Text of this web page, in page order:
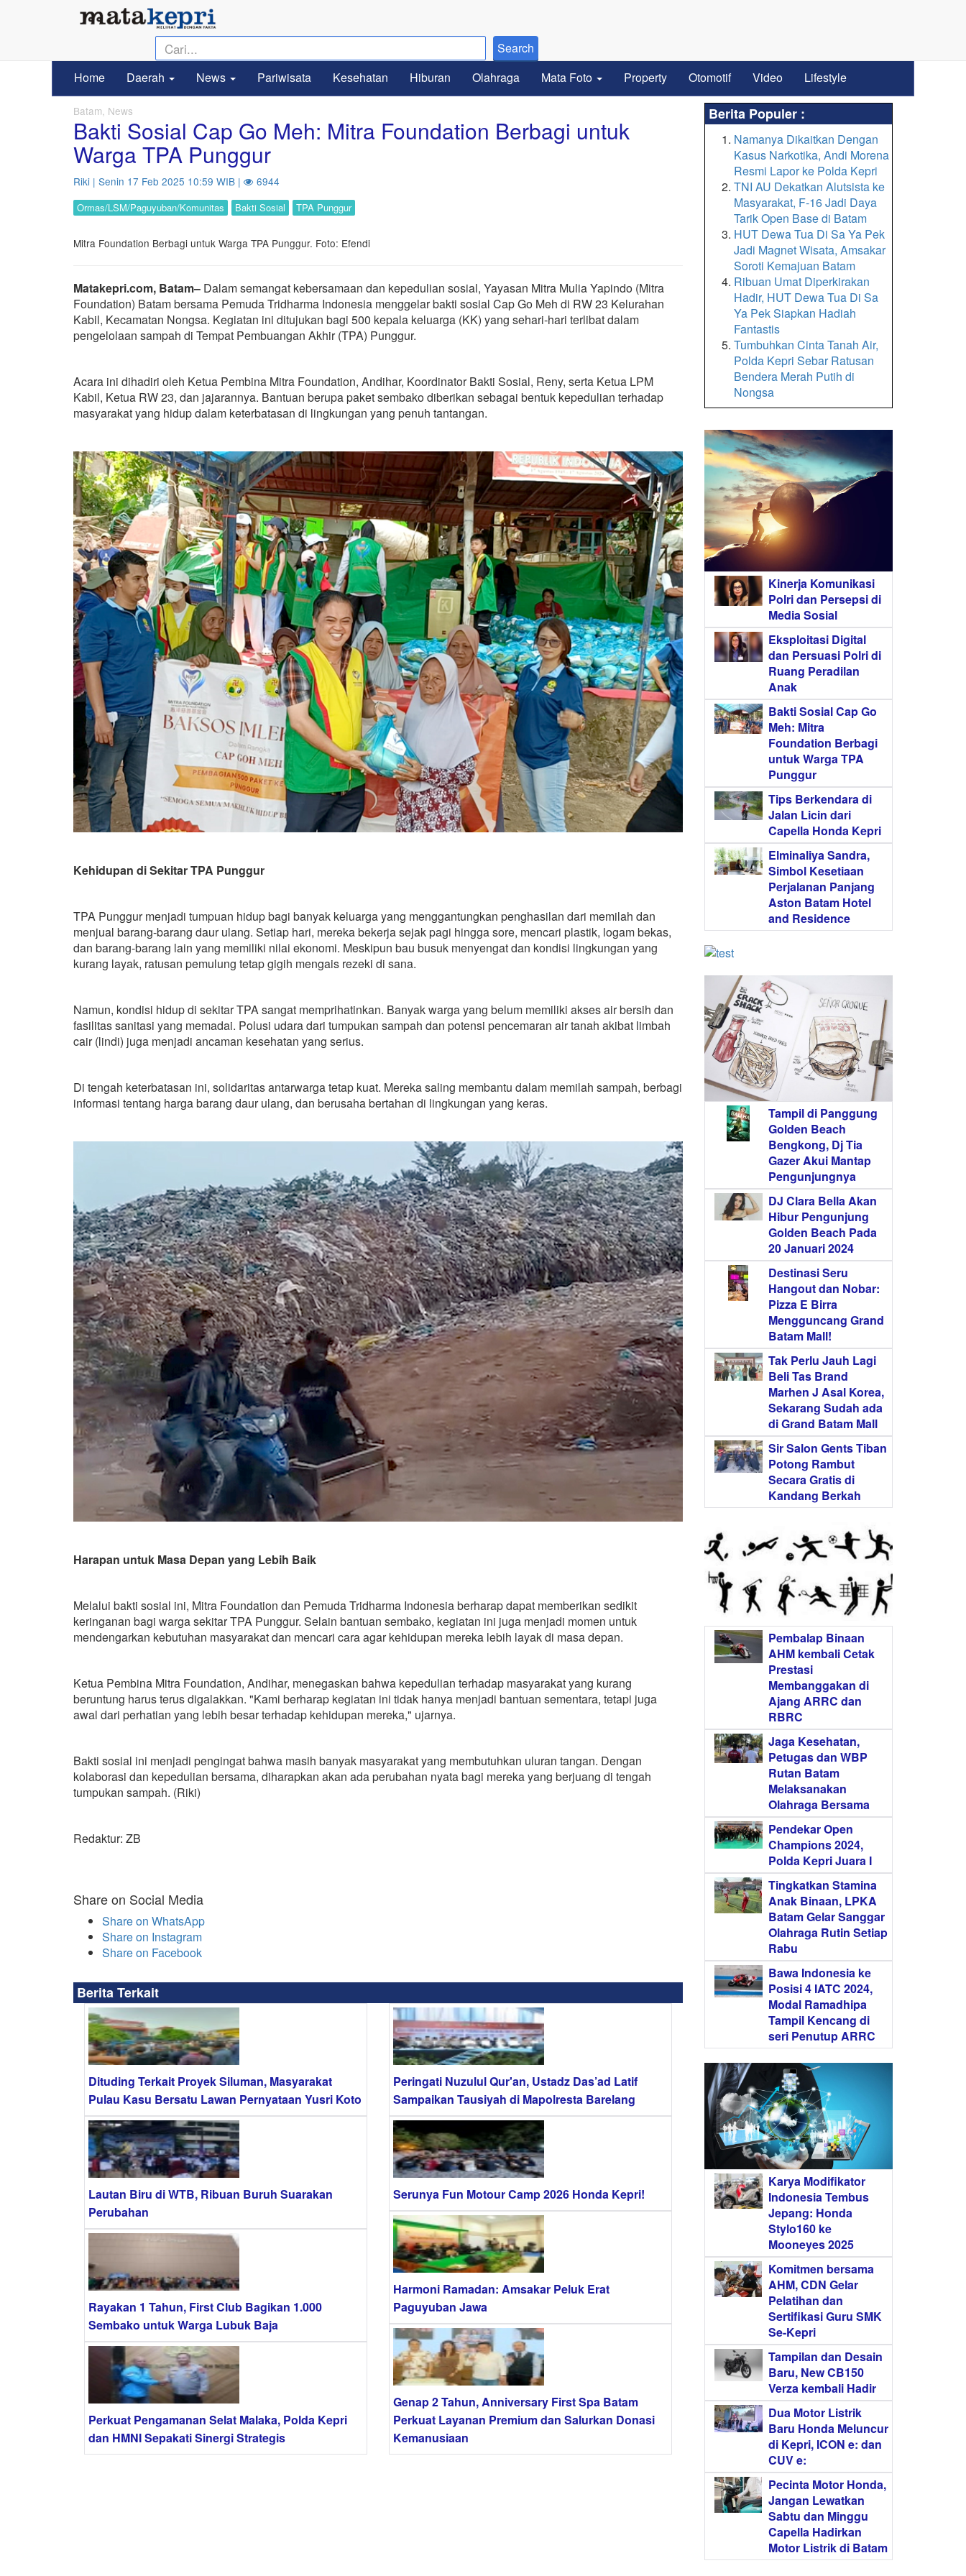
Home Daerah News Pariwisata Kesehatan Hiburan Olahraga Mata Foto Property Otomotif Video Lifestyle
Batam, News
Bakti Sosial Cap Go Meh: Mitra Foundation Berbagi untuk
Warga TPA Punggur
Riki | Senin 17 Feb 2025 10:59 WIB | 6944
Ormas/LSM/Paguyuban/Komunitas Bakti Sosial TPA Punggur
Mitra Foundation Berbagi untuk Warga TPA Punggur. Foto: Efendi
Matakepri.com, Batam– Dalam semangat kebersamaan dan kepedulian sosial, Yayasan Mitra Mulia Yapindo (Mitra
Foundation) Batam bersama Pemuda Tridharma Indonesia menggelar bakti sosial Cap Go Meh di RW 23 Kelurahan
Kabil, Kecamatan Nongsa. Kegiatan ini ditujukan bagi 500 kepala keluarga (KK) yang sehari-hari terlibat dalam
pengelolaan sampah di Tempat Pembuangan Akhir (TPA) Punggur.
Acara ini dihadiri oleh Ketua Pembina Mitra Foundation, Andihar, Koordinator Bakti Sosial, Reny, serta Ketua LPM
Kabil, Ketua RW 23, dan jajarannya. Bantuan berupa paket sembako diberikan sebagai bentuk kepedulian terhadap
masyarakat yang hidup dalam keterbatasan di lingkungan yang penuh tantangan.
Kehidupan di Sekitar TPA Punggur
TPA Punggur menjadi tumpuan hidup bagi banyak keluarga yang menggantungkan penghasilan dari memilah dan
menjual barang-barang daur ulang. Setiap hari, mereka bekerja sejak pagi hingga sore, mencari plastik, logam bekas,
dan barang-barang lain yang memiliki nilai ekonomi. Meskipun bau busuk menyengat dan kondisi lingkungan yang
kurang layak, ratusan pemulung tetap gigih mengais rezeki di sana.
Namun, kondisi hidup di sekitar TPA sangat memprihatinkan. Banyak warga yang belum memiliki akses air bersih dan
fasilitas sanitasi yang memadai. Polusi udara dari tumpukan sampah dan potensi pencemaran air tanah akibat limbah
cair (lindi) juga menjadi ancaman kesehatan yang serius.
Di tengah keterbatasan ini, solidaritas antarwarga tetap kuat. Mereka saling membantu dalam memilah sampah, berbagi
informasi tentang harga barang daur ulang, dan berusaha bertahan di lingkungan yang keras.
Harapan untuk Masa Depan yang Lebih Baik
Melalui bakti sosial ini, Mitra Foundation dan Pemuda Tridharma Indonesia berharap dapat memberikan sedikit
keringanan bagi warga sekitar TPA Punggur. Selain bantuan sembako, kegiatan ini juga menjadi momen untuk
mendengarkan kebutuhan masyarakat dan mencari cara agar kehidupan mereka lebih layak di masa depan.
Ketua Pembina Mitra Foundation, Andihar, menegaskan bahwa kepedulian terhadap masyarakat yang kurang
beruntung harus terus digalakkan. "Kami berharap kegiatan ini tidak hanya menjadi bantuan sementara, tetapi juga
awal dari perhatian yang lebih besar terhadap kehidupan mereka," ujarnya.
Bakti sosial ini menjadi pengingat bahwa masih banyak masyarakat yang membutuhkan uluran tangan. Dengan
kolaborasi dan kepedulian bersama, diharapkan akan ada perubahan nyata bagi mereka yang berjuang di tengah
tumpukan sampah. (Riki)
Redaktur: ZB
Share on Social Media
Share on WhatsApp
Share on Instagram
Share on Facebook
Berita Terkait
Dituding Terkait Proyek Siluman, Masyarakat
Pulau Kasu Bersatu Lawan Pernyataan Yusri Koto
Lautan Biru di WTB, Ribuan Buruh Suarakan
Perubahan
Rayakan 1 Tahun, First Club Bagikan 1.000
Sembako untuk Warga Lubuk Baja
Perkuat Pengamanan Selat Malaka, Polda Kepri
dan HMNI Sepakati Sinergi Strategis
Peringati Nuzulul Qur'an, Ustadz Das’ad Latif
Sampaikan Tausiyah di Mapolresta Barelang
Serunya Fun Motour Camp 2026 Honda Kepri!
Harmoni Ramadan: Amsakar Peluk Erat
Paguyuban Jawa
Genap 2 Tahun, Anniversary First Spa Batam
Perkuat Layanan Premium dan Salurkan Donasi
Kemanusiaan
Berita Populer :
Namanya Dikaitkan Dengan
Kasus Narkotika, Andi Morena
Resmi Lapor ke Polda Kepri
TNI AU Dekatkan Alutsista ke
Masyarakat, F-16 Jadi Daya
Tarik Open Base di Batam
HUT Dewa Tua Di Sa Ya Pek
Jadi Magnet Wisata, Amsakar
Soroti Kemajuan Batam
Ribuan Umat Diperkirakan
Hadir, HUT Dewa Tua Di Sa
Ya Pek Siapkan Hadiah
Fantastis
Tumbuhkan Cinta Tanah Air,
Polda Kepri Sebar Ratusan
Bendera Merah Putih di
Nongsa
Kinerja Komunikasi
Polri dan Persepsi di
Media Sosial
Eksploitasi Digital
dan Persuasi Polri di
Ruang Peradilan
Anak
Bakti Sosial Cap Go
Meh: Mitra
Foundation Berbagi
untuk Warga TPA
Punggur
Tips Berkendara di
Jalan Licin dari
Capella Honda Kepri
Elminaliya Sandra,
Simbol Kesetiaan
Perjalanan Panjang
Aston Batam Hotel
and Residence
Tampil di Panggung
Golden Beach
Bengkong, Dj Tia
Gazer Akui Mantap
Pengunjungnya
DJ Clara Bella Akan
Hibur Pengunjung
Golden Beach Pada
20 Januari 2024
Destinasi Seru
Hangout dan Nobar:
Pizza E Birra
Mengguncang Grand
Batam Mall!
Tak Perlu Jauh Lagi
Beli Tas Brand
Marhen J Asal Korea,
Sekarang Sudah ada
di Grand Batam Mall
Sir Salon Gents Tiban
Potong Rambut
Secara Gratis di
Kandang Berkah
Pembalap Binaan
AHM kembali Cetak
Prestasi
Membanggakan di
Ajang ARRC dan
RBRC
Jaga Kesehatan,
Petugas dan WBP
Rutan Batam
Melaksanakan
Olahraga Bersama
Pendekar Open
Champions 2024,
Polda Kepri Juara I
Tingkatkan Stamina
Anak Binaan, LPKA
Batam Gelar Sanggar
Olahraga Rutin Setiap
Rabu
Bawa Indonesia ke
Posisi 4 IATC 2024,
Modal Ramadhipa
Tampil Kencang di
seri Penutup ARRC
Karya Modifikator
Indonesia Tembus
Jepang: Honda
Stylo160 ke
Mooneyes 2025
Komitmen bersama
AHM, CDN Gelar
Pelatihan dan
Sertifikasi Guru SMK
Se-Kepri
Tampilan dan Desain
Baru, New CB150
Verza kembali Hadir
Dua Motor Listrik
Baru Honda Meluncur
di Kepri, ICON e: dan
CUV e:
Pecinta Motor Honda,
Jangan Lewatkan
Sabtu dan Minggu
Capella Hadirkan
Motor Listrik di Batam